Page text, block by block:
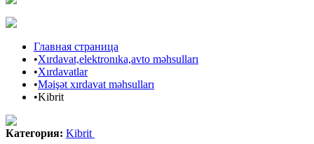
Главная страница
•Xırdavat,elektronıka,avto məhsulları
•Xırdavatlar
•Məişət xırdavat məhsulları
•Kibrit
Категория: Kibrit